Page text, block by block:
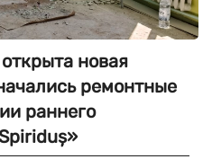
новая
ремонтные
раннего